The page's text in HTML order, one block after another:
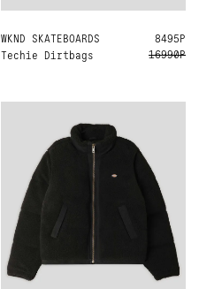
WKND SKATEBOARDS
Techie Dirtbags
32
8495Р
16990Р